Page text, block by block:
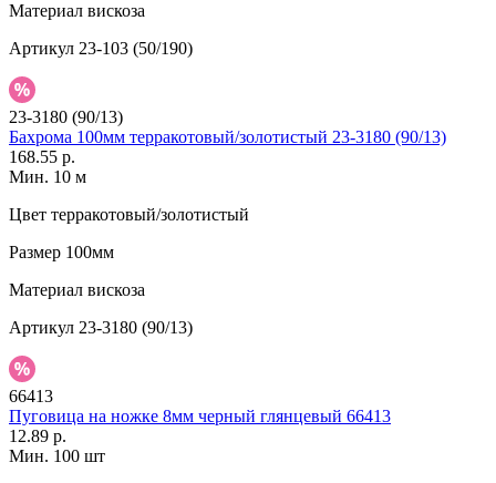
Материал вискоза
Артикул 23-103 (50/190)
23-3180 (90/13)
Бахрома 100мм терракотовый/золотистый 23-3180 (90/13)
168.55 р.
Мин. 10 м
Цвет терракотовый/золотистый
Размер 100мм
Материал вискоза
Артикул 23-3180 (90/13)
66413
Пуговица на ножке 8мм черный глянцевый 66413
12.89 р.
Мин. 100 шт